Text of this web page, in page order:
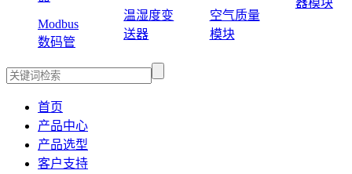
Modbus
数码管
温湿度变
送器
空气质量
模块
首页
产品中心
产品选型
客户支持